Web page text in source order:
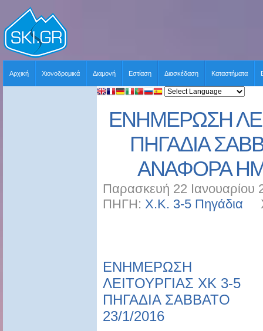
Αρχική Χιονοδρομικά Διαμονή Εστίαση Διασκέδαση Καταστήματα
ΕΝΗΜΕΡΩΣΗ
ΠΗΓΑΔΙΑ
ΑΝΑΦΟΡΑ
Παρασκευή 22 Ιανουαρίου
ΠΗΓΗ: Χ.Κ. 3-5 Πηγάδια
ΕΝΗΜΕΡΩΣΗ
ΛΕΙΤΟΥΡΓΙΑΣ ΧΚ 3-5
ΠΗΓΑΔΙΑ ΣΑΒΒΑΤΟ
23/1/2016